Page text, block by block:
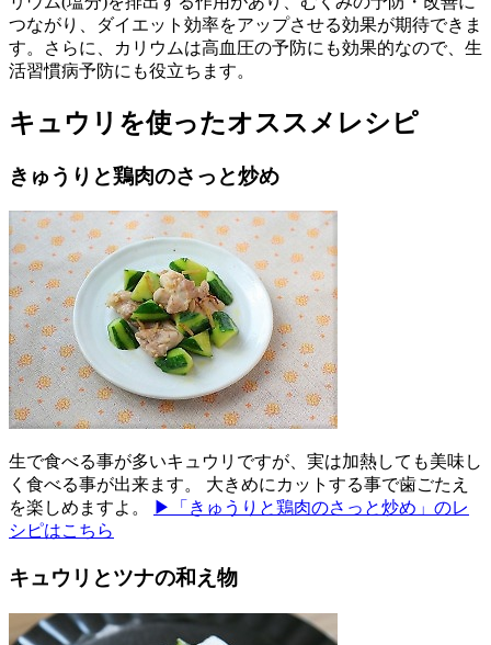
つながり、ダイエット効率をアップさせる効果が期待できま
す。さらに、カリウムは高血圧の予防にも効果的なので、生
活習慣病予防にも役立ちます。
キュウリを使ったオススメレシピ
きゅうりと鶏肉のさっと炒め
生で食べる事が多いキュウリですが、実は加熱しても美味し
く食べる事が出来ます。 大きめにカットする事で歯ごたえ
を楽しめますよ。
▶「きゅうりと鶏肉のさっと炒め」のレ
シピはこちら
キュウリとツナの和え物